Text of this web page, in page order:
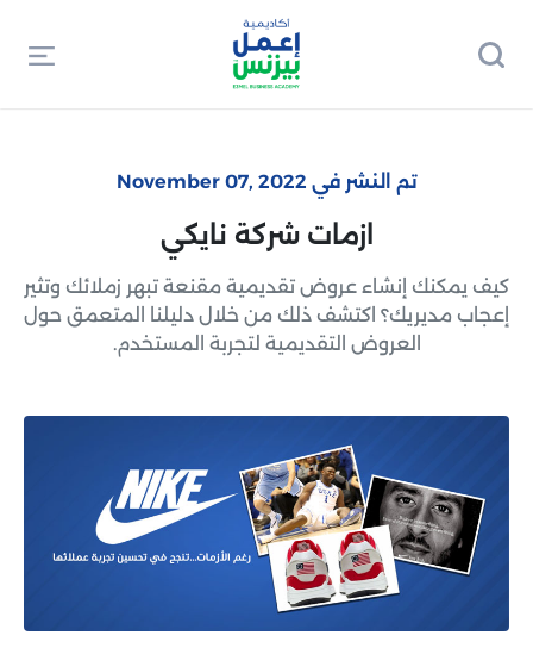
تم النشر في November 07, 2022
ازمات شركة نايكي
كيف يمكنك إنشاء عروض تقديمية مقنعة تبهر زملائك وتثير
إعجاب مديريك؟ اكتشف ذلك من خلال دليلنا المتعمق حول
العروض التقديمية لتجربة المستخدم.